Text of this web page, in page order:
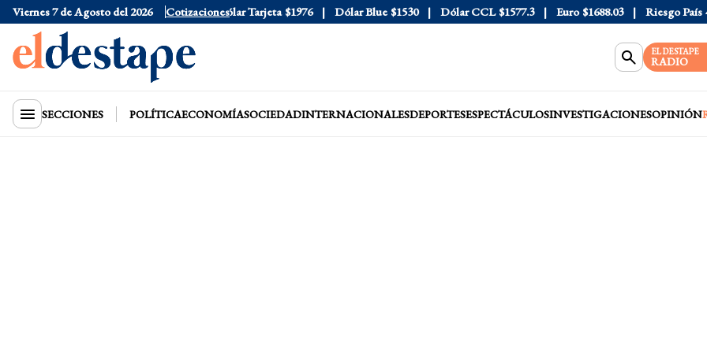
Viernes 7 de Agosto del 2026 Cotizaciones
Dólar Oficial $1520 Dólar Tarjeta $1976 Dólar Blue $1530 Dólar CCL $1577.3 Euro $1688.03 Riesgo País 408
EL DESTAPE
RADIO
SECCIONES POLÍTICAECONOMÍASOCIEDADINTERNACIONALESDEPORTESESPECTÁCULOSINVESTIGACIONESOPINIÓN